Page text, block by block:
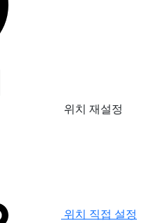
위치 재설정
위치 직접 설정